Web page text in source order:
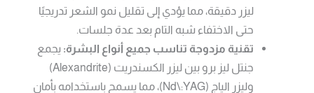
ليزر دقيقة، مما يؤدي إلى تقليل نمو الشعر تدريجيًا
حتى الاختفاء شبه التام بعد عدة جلسات.
تقنية مزدوجة تناسب جميع أنواع البشرة: يجمع
جنتل ليز برو بين ليزر الكسندريت (Alexandrite)
وليزر الياج (Nd\:YAG)، مما يسمح باستخدامه بأمان